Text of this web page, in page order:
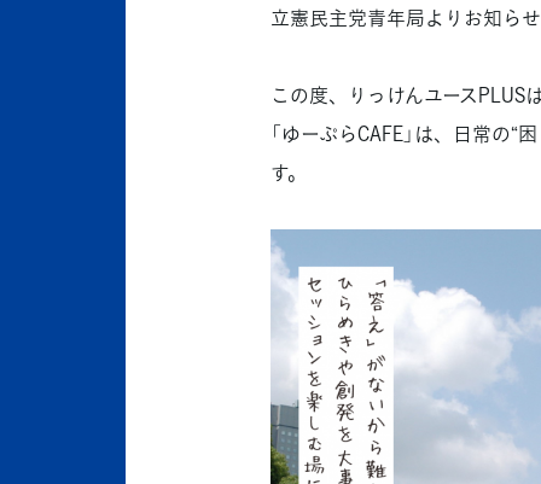
立憲民主党青年局よりお知ら
この度、りっけんユースPLUS
「ゆーぷらCAFE」は、日常の
す。